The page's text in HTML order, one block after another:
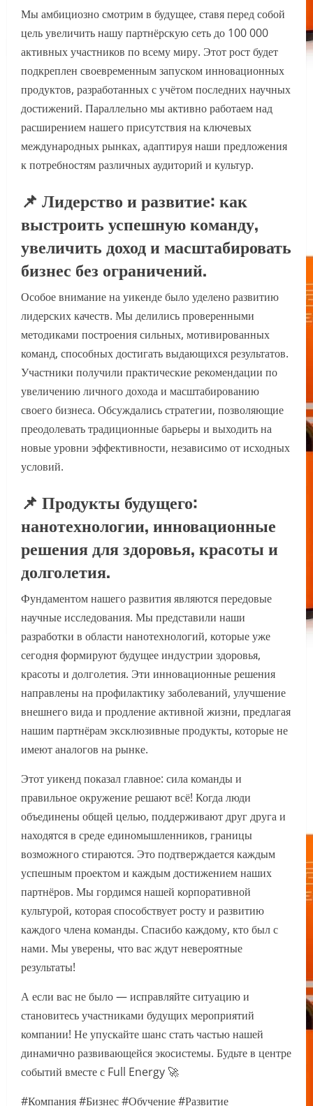
Мы амбициозно смотрим в будущее, ставя перед собой
цель увеличить нашу партнёрскую сеть до 100 000
активных участников по всему миру. Этот рост будет
подкреплен своевременным запуском инновационных
продуктов, разработанных с учётом последних научных
достижений. Параллельно мы активно работаем над
расширением нашего присутствия на ключевых
международных рынках, адаптируя наши предложения
к потребностям различных аудиторий и культур.
📌 Лидерство и развитие: как
выстроить успешную команду,
увеличить доход и масштабировать
бизнес без ограничений.
Особое внимание на уикенде было уделено развитию
лидерских качеств. Мы делились проверенными
методиками построения сильных, мотивированных
команд, способных достигать выдающихся результатов.
Участники получили практические рекомендации по
увеличению личного дохода и масштабированию
своего бизнеса. Обсуждались стратегии, позволяющие
преодолевать традиционные барьеры и выходить на
новые уровни эффективности, независимо от исходных
условий.
📌 Продукты будущего:
нанотехнологии, инновационные
решения для здоровья, красоты и
долголетия.
Фундаментом нашего развития являются передовые
научные исследования. Мы представили наши
разработки в области нанотехнологий, которые уже
сегодня формируют будущее индустрии здоровья,
красоты и долголетия. Эти инновационные решения
направлены на профилактику заболеваний, улучшение
внешнего вида и продление активной жизни, предлагая
нашим партнёрам эксклюзивные продукты, которые не
имеют аналогов на рынке.
Этот уикенд показал главное: сила команды и
правильное окружение решают всё! Когда люди
объединены общей целью, поддерживают друг друга и
находятся в среде единомышленников, границы
возможного стираются. Это подтверждается каждым
успешным проектом и каждым достижением наших
партнёров. Мы гордимся нашей корпоративной
культурой, которая способствует росту и развитию
каждого члена команды. Спасибо каждому, кто был с
нами. Мы уверены, что вас ждут невероятные
результаты!
А если вас не было — исправляйте ситуацию и
становитесь участниками будущих мероприятий
компании! Не упускайте шанс стать частью нашей
динамично развивающейся экосистемы. Будьте в центре
событий вместе с Full Energy 🚀
#Компания #Бизнес #Обучение #Развитие